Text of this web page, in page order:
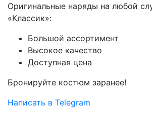
Оригинальные наряды на любой
«Классик»:
Большой ассортимент
Высокое качество
Доступная цена
Бронируйте костюм заранее!
Написать в Telegram